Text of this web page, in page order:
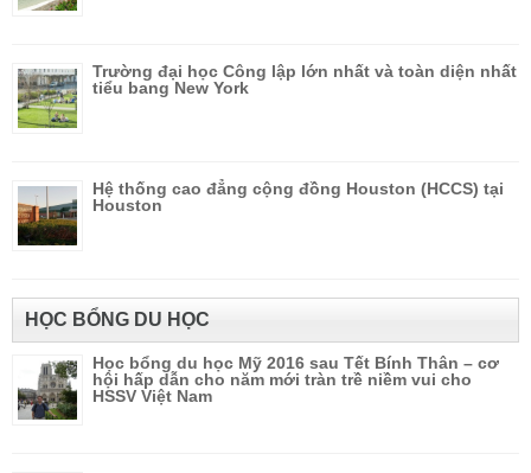
Trường đại học Công lập lớn nhất và toàn diện nhất
tiểu bang New York
Hệ thống cao đẳng cộng đồng Houston (HCCS) tại
Houston
HỌC BỔNG DU HỌC
Học bổng du học Mỹ 2016 sau Tết Bính Thân – cơ
hội hấp dẫn cho năm mới tràn trề niềm vui cho
HSSV Việt Nam